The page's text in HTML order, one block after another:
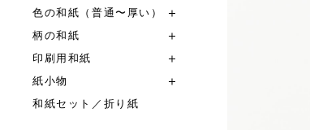
色の和紙（普通〜厚い）
柄の和紙
印刷用和紙
紙小物
和紙セット／折り紙